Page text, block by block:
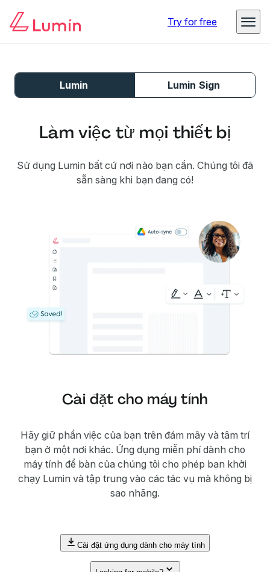
Try for free
Lumin Lumin Sign
Làm việc từ mọi thiết bị
Sử dụng Lumin bất cứ nơi nào bạn cần. Chúng tôi đã
sẵn sàng khi bạn đang có!
Cài đặt cho máy tính
Hãy giữ phần việc của bạn trên đám mây và tâm trí
bạn ở một nơi khác. Ứng dụng miễn phí dành cho
máy tính để bàn của chúng tôi cho phép bạn khởi
chạy Lumin và tập trung vào các tác vụ mà không bị
sao nhãng.
Cài đặt ứng dụng dành cho máy tính